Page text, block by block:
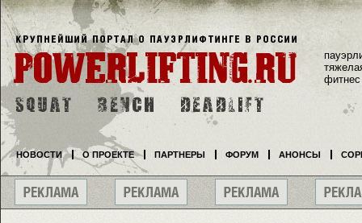
фитнес
НОВОСТИ О ПРОЕКТЕ ПАРТНЕРЫ ФОРУМ АНОНСЫ